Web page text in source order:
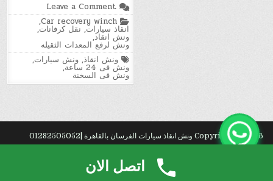
Leave a Comment
ونش
الفرسان
في
لإنقاذ
السيارات
24
استجابة
Posted
in
Car recovery winch
,
انقاذ سيارات, نقل كرفانات,
ونش انقاذ,
ونش لرفع المعدات الثقيله
Tagged
ونش انقاذ,ونش سيارات,
ونش فى 24 ساعة ,
ونش فى السخنة
Copyright © 2026 ونش انقاذ سيارات الفرسان بالقاهرة |01282505052
اتصل الان بالخبر. يشترون حديدسكرابومعادن وأجهزة خربانة بسعر ممتاز.